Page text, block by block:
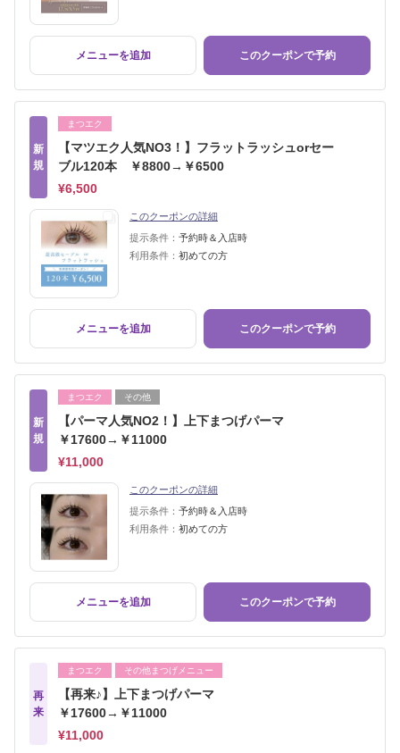
メニューを追加 このクーポンで予約
新
規
まつエク
【マツエク人気NO3！】フラットラッシュorセー
ブル120本 ￥8800→￥6500
¥6,500
このクーポンの詳細
提示条件： 予約時＆入店時
利用条件： 初めての方
メニューを追加 このクーポンで予約
新
規
まつエク その他
【パーマ人気NO2！】上下まつげパーマ
￥17600→￥11000
¥11,000
このクーポンの詳細
提示条件： 予約時＆入店時
利用条件： 初めての方
メニューを追加 このクーポンで予約
再
来
まつエク その他まつげメニュー
【再来♪】上下まつげパーマ
￥17600→￥11000
¥11,000